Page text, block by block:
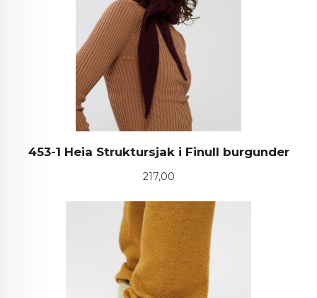
453-1 Heia Struktursjak i Finull burgunder
Pris
217,00